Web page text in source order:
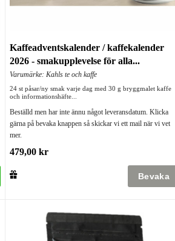
Kaffeadventskalender / kaffekalender
2026 - smakupplevelse för alla...
Varumärke: Kahls te och kaffe
24 st påsar/ny smak varje dag med 30 g bryggmalet kaffe
och informationshäfte...
Beställd men har inte ännu något leveransdatum. Klicka
gärna på bevaka knappen så skickar vi ett mail när vi vet
mer.
479,00 kr